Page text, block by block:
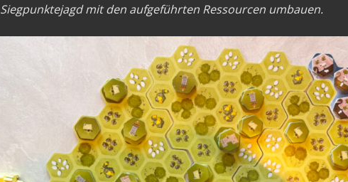
Siegpunktejagd mit den aufgeführten Ressourcen umbauen.